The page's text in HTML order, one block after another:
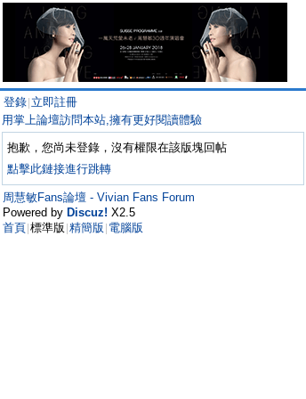
登錄 立即註冊
用掌上論壇訪問本站,擁有更好閱讀體驗
抱歉，您尚未登錄，沒有權限在該版塊回帖
點擊此鏈接進行跳轉
周慧敏Fans論壇 - Vivian Fans Forum
Powered by Discuz! X2.5
首頁 標準版 精簡版 電腦版